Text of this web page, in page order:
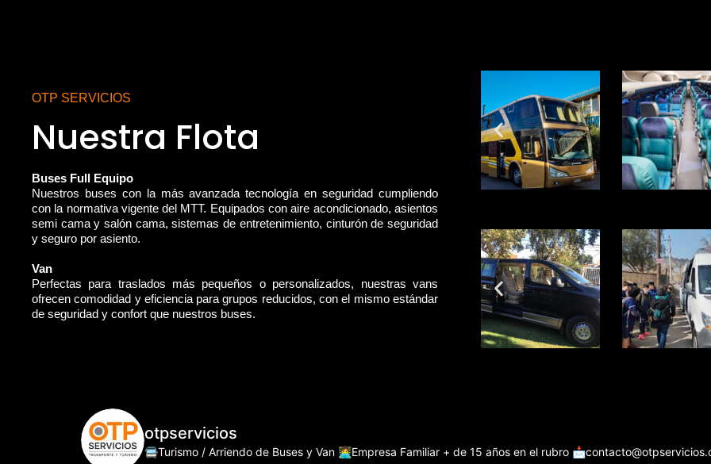
OTP SERVICIOS
Nuestra Flota
Buses Full Equipo
Nuestros buses con la más avanzada tecnología en seguridad cumpliendo
con la normativa vigente del MTT. Equipados con aire acondicionado, asientos
semi cama y salón cama, sistemas de entretenimiento, cinturón de seguridad
y seguro por asiento.
Van
Perfectas para traslados más pequeños o personalizados, nuestras vans
ofrecen comodidad y eficiencia para grupos reducidos, con el mismo estándar
de seguridad y confort que nuestros buses.
otpservicios
🚍Turismo / Arriendo de Buses y Van 👩‍💻Empresa Familiar + de 15 años en el rubro